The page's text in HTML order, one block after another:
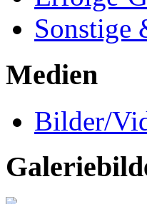
Sonstige
Medien
Bilder/